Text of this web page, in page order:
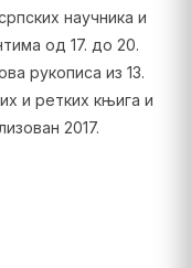
научника и
од 17. до 20.
рукописа из 13.
и ретких књига и
2017.